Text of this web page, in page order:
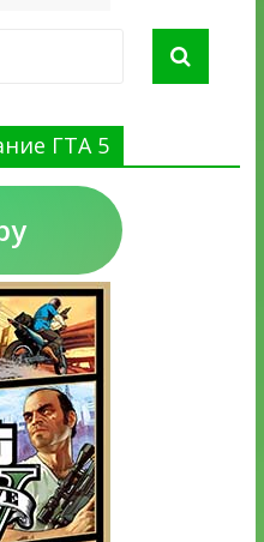
ГТА 5